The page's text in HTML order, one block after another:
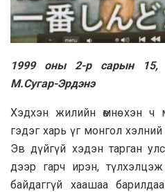
1999 оны 2-р сарын 15,
М.Сугар-Эрдэнэ
Хэдхэн жилийн өмнө хэн ч
гэдэг харь үг монгол
Эв дүйгүй хэдэн тарган
дээр гарч ирэн,
байдаггүй хаашаа